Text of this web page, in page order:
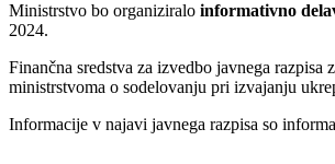
Ministrstvo bo organiziralo informativno
2024.
Finančna sredstva za izvedbo javnega
ministrstvoma o sodelovanju pri izvajanju
Informacije v najavi javnega razpisa so